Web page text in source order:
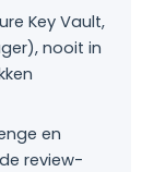
Key Vault,
nooit in
en
review-